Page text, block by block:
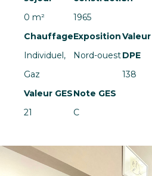
0 m²
1965
Chauffage
Individuel,
Gaz
Exposition
Nord-ouest
Valeur
DPE
138
Valeur GES
21
Note GES
C